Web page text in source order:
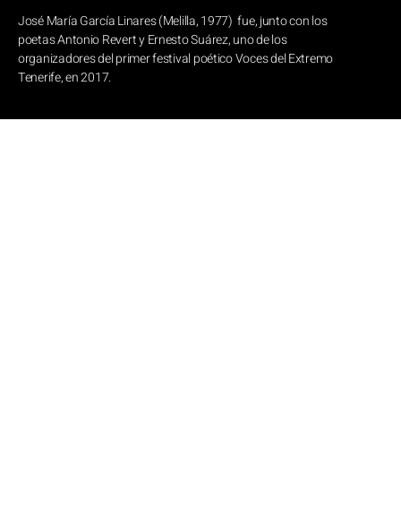
José María García Linares (Melilla, 1977) fue, junto con los
poetas Antonio Revert y Ernesto Suárez, uno de los
organizadores del primer festival poético Voces del Extremo
Tenerife, en 2017.